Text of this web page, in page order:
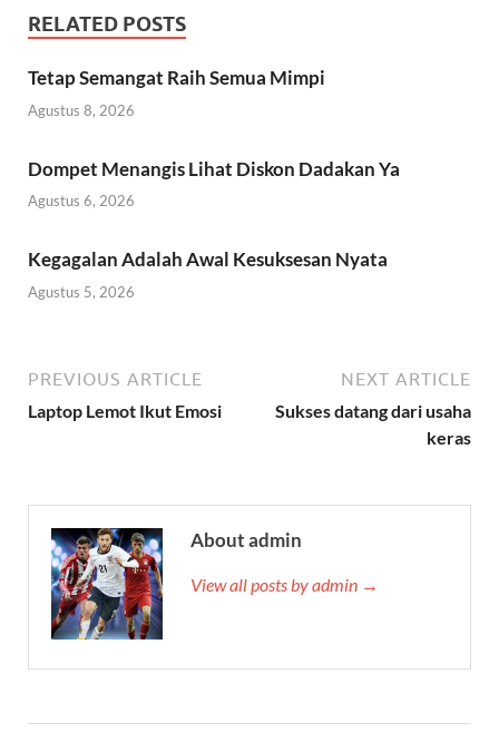
RELATED POSTS
Tetap Semangat Raih Semua Mimpi
Agustus 8, 2026
Dompet Menangis Lihat Diskon Dadakan Ya
Agustus 6, 2026
Kegagalan Adalah Awal Kesuksesan Nyata
Agustus 5, 2026
PREVIOUS ARTICLE
Laptop Lemot Ikut Emosi
NEXT ARTICLE
Sukses datang dari usaha
keras
About admin
View all posts by admin →